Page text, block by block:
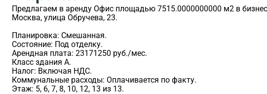
Предлагаем в аренду Офис площадью 7515.0000000000 м2 в
Москва, улица Обручева, 23.
Планировка: Смешанная.
Состояние: Под отделку.
Арендная плата: 23171250 руб./мес.
Класс здания A.
Налог: Включая НДС.
Коммунальные расходы: Оплачивается по факту.
Этаж: 5, 6, 7, 8, 10, 12, 13 из 13.